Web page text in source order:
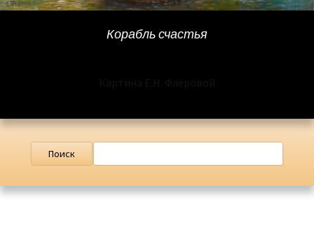
Корабль счастья